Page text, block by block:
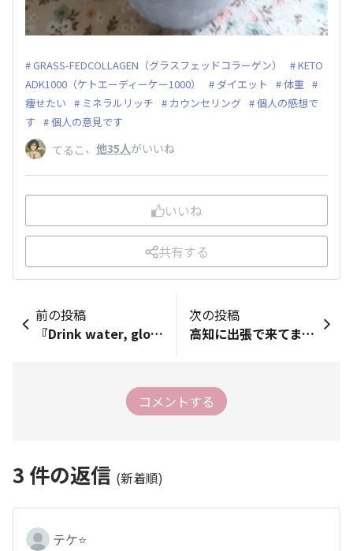
GRASS-FEDCOLLAGEN（グラスフェッドコラーゲン）
KETO
ADK1000（ケトエーディーケー1000）
ダイエット
体重
痩せたい
ミネラルリッチ カウンセリング
個人の感想で
す
個人の意見です
てるこ 、 他35人がいいね
いいね
共有する
前の投稿
『Drink water, glow brighter.』
次の投稿
高知に出張で来てます‼︎
コメントする
3 件の返信 (新着順)
テケ⭐️